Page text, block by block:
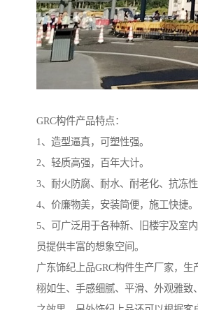
GRC构件产品特点：
1、造型逼真，可塑性强。
2、轻质高强，百年大计。
3、耐火防腐、耐水、耐老化、抗冻性
4、价廉物美，安装简便，施工快捷。
5、可广泛用于各种新、旧楼宇及室
员提供丰富的想象空间。
广东饰纪上品GRC构件生产厂家，生
栩如生、手感细腻、平滑、外观雅致